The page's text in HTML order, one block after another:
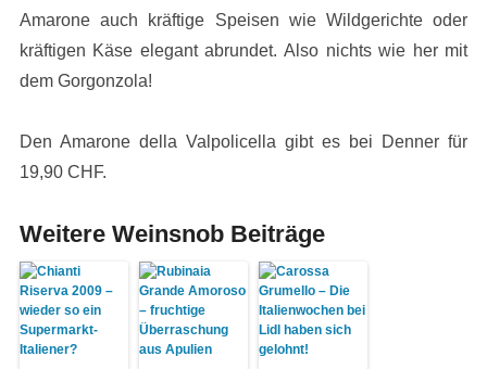
Amarone auch kräftige Speisen wie Wildgerichte oder
kräftigen Käse elegant abrundet. Also nichts wie her mit
dem Gorgonzola!
Den Amarone della Valpolicella gibt es bei Denner für
19,90 CHF.
Weitere Weinsnob Beiträge